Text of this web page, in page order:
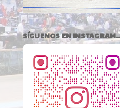
SÍGUENOS EN